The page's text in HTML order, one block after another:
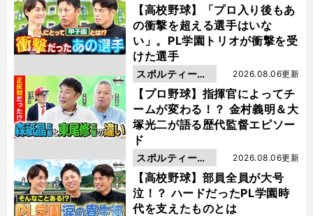
【高校野球】「プロ入り後もあ
の衝撃を超える選手はいな
い」。PL学園トリオが衝撃を受
けた選手
動画
【プロ野球】指揮官によってチ
ームが変わる！？ 金村義明＆大
塚光二が語る歴代監督エピソー
ド
2026.08.06更新
スポルティーバ
動画
【高校野球】部員全員が大号
泣！？ ハードだったPL学園時
代を支えたものとは
2026.08.06更新
スポルティーバ
動画